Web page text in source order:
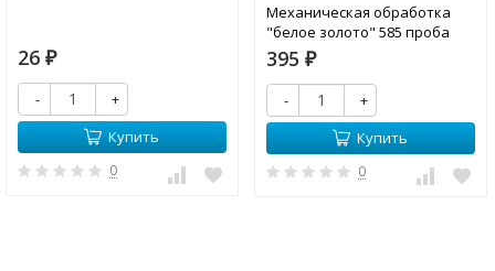
26 ₽
-
+
Купить
0
Механическая обработка
"белое золото" 585 проба
395 ₽
-
+
Купить
0